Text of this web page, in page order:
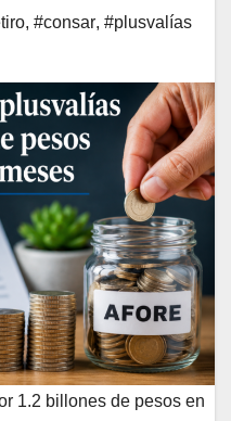
, #consar, #plusvalías
1.2 billones de pesos en